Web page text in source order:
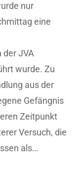
nur
eine
der JVA
wurde. Zu
aus der
Gefängnis
Zeitpunkt
Versuch, die
als…